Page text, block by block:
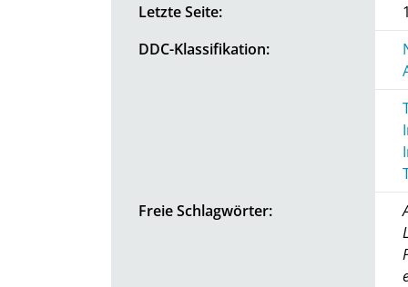
Letzte Seite:
DDC-Klassifikation:
Freie Schlagwörter: